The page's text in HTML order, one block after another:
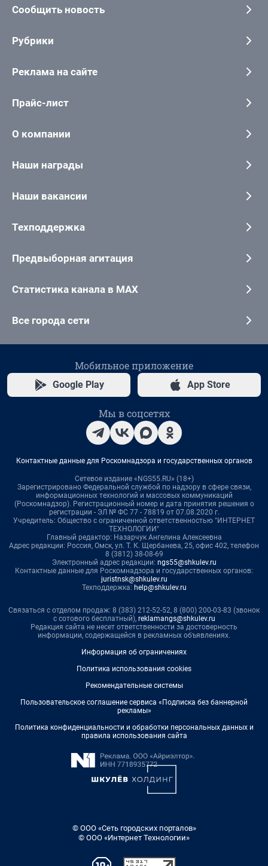
Сообщить новость
Рубрики
Реклама на сайте
Прайс-лист
О компании
Наши награды
Наши вакансии
Техподдержка
Предвыборная агитация
Статистика канала в MAX
Все города сети
Мобильное приложение
Google Play App Store
Мы в соцсетях
Контактные данные для Роскомнадзора и государственных органов
Сетевое издание «NGS55.RU» (18+)
Зарегистрировано Федеральной службой по надзору в сфере связи,
информационных технологий и массовых коммуникаций
(Роскомнадзор). Регистрационный номер и дата принятия решения о
регистрации - ЭЛ № ФС 77 - 78819 от 07.08.2020 г.
Учредитель: Общество с ограниченной ответственностью "ИНТЕРНЕТ
ТЕХНОЛОГИИ"
Главный редактор: Назарчук Ангелина Алексеевна
Адрес редакции: Россия, Омск, ул. Т. К. Щербанева, 25, офис 402, телефон
8 (3812) 38-08-69
Электронный адрес редакции: ngs55@shkulev.ru
Контактные данные для Роскомнадзора и государственных органов:
juristnsk@shkulev.ru
Техподдержка: help@shkulev.ru
Связаться с отделом продаж: 8 (383) 212-52-52, 8 (800) 200-03-83 (звонок
с сотового бесплатный), reklamangs@shkulev.ru
Редакция сайта не несет ответственности за достоверность
информации, содержащейся в рекламных объявлениях.
Информация об ограничениях
Политика использования cookies
Рекомендательные системы
Пользовательское соглашение сервиса «Подписка без баннерной
рекламы»
Политика конфиденциальности и обработки персональных данных и
правила использования сайта
© ООО «Сеть городских порталов»
© ООО «Интернет Технологии»